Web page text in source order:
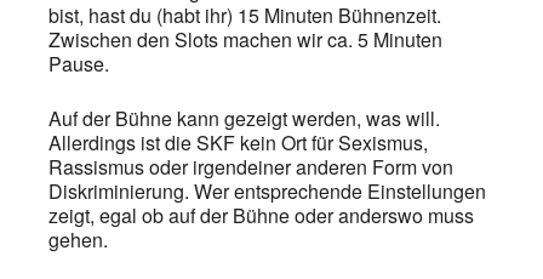
bist, hast du (habt ihr) 15 Minuten Bühnenzeit.
Zwischen den Slots machen wir ca. 5 Minuten
Pause.
Auf der Bühne kann gezeigt werden, was will.
Allerdings ist die SKF kein Ort für Sexismus,
Rassismus oder irgendeiner anderen Form von
Diskriminierung. Wer entsprechende Einstellungen
zeigt, egal ob auf der Bühne oder anderswo muss
gehen.